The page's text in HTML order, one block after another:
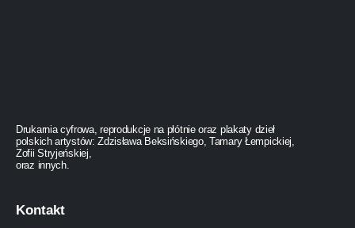
Drukarnia cyfrowa, reprodukcje na płótnie oraz plakaty dzieł
polskich artystów: Zdzisława Beksińskiego, Tamary Łempickiej,
Zofii Stryjeńskiej,
oraz innych.
Kontakt